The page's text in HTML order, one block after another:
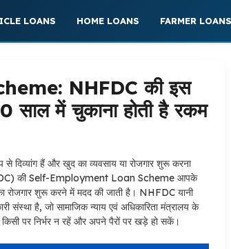
LOANS HOME LOANS FARMER LOANS
NHFDC की इस
साल में चुकाना होती है रकम
से दिव्यांग हैं और खुद का व्यवसाय या रोजगार शुरू करना
की Self-Employment Loan Scheme आपके
रोजगार शुरू करने में मदद की जाती है। NHFDC यानी
है, जो सामाजिक न्याय एवं अधिकारिता मंत्रालय के
पर निर्भर न रहें और अपने पैरों पर खड़े हो सकें।